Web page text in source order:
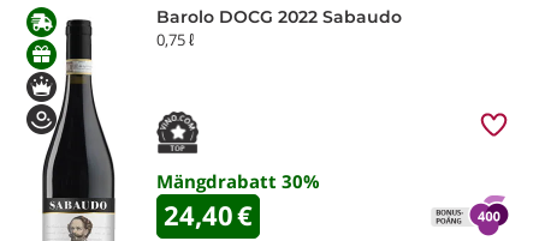
Barolo DOCG 2022 Sabaudo
0,75 ℓ
Mängdrabatt 30%
24,40€